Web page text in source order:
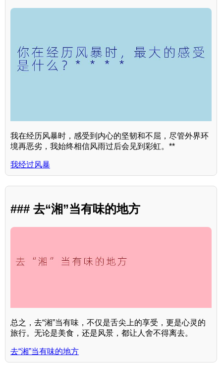
我在经历风暴时，感受到内心的坚韧和不屈，尽管外界环
境再恶劣，我始终相信风雨过后会见到彩虹。**
我经过风暴
### 去“湘”当有味的地方
总之，去“湘”当有味，不仅是舌尖上的享受，更是心灵的
旅行。无论是美食，还是风景，都让人舍不得离去。
去“湘”当有味的地方